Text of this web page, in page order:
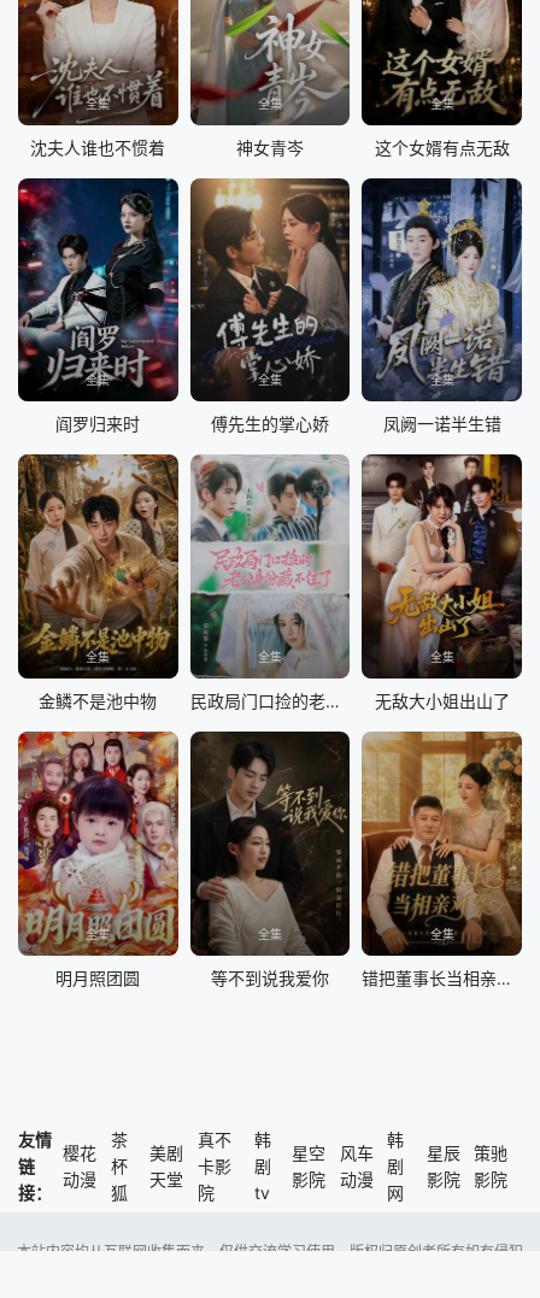
全集
沈夫人谁也不惯着
全集
神女青岑
全集
这个女婿有点无敌
全集
阎罗归来时
全集
傅先生的掌心娇
全集
凤阙一诺半生错
全集
金鳞不是池中物
全集
民政局门口捡的老公身份藏不住了
全集
无敌大小姐出山了
全集
明月照团圆
全集
等不到说我爱你
全集
错把董事长当相亲对象
友情
链
接：
樱花
动漫
茶
杯
狐
美剧
天堂
真不
卡影
院
韩
剧
tv
星空
影院
风车
动漫
韩
剧
网
星辰
影院
策驰
影院
本站内容均从互联网收集而来，仅供交流学习使用，版权归原创者所有如有侵犯